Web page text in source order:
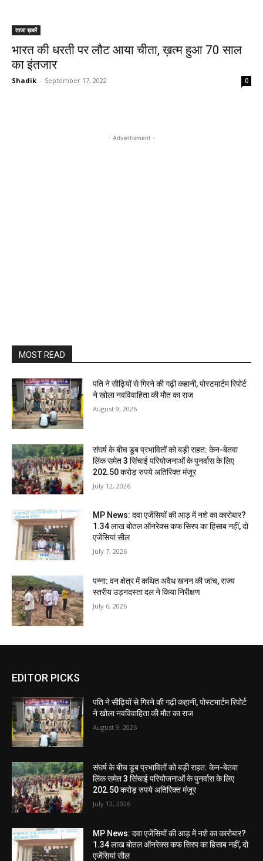
ताजा ख़बरें
भारत की धरती पर लौट आया चीता, ख़त्म हुआ 70 साल
का इंतजार
Shadik - September 17, 2022 0
- Advertisment -
MOST READ
पति ने सीढ़ियों से गिरने की गढ़ी कहानी, पोस्टमार्टम रिपोर्ट
ने खोला नवविवाहिता की मौत का राज
August 9, 2026
संघर्ष के बीच डूब प्रभावितों को बड़ी राहत: केन-बेतवा
लिंक समेत 3 सिंचाई परियोजनाओं के पुनर्वास के लिए
202.50 करोड़ रुपये अतिरिक्त मंजूर
July 12, 2026
MP News: दवा एजेंसियों की आड़ में नशे का कारोबार?
1.34 लाख बोतल ऑनरेक्स कफ सिरप का हिसाब नहीं, दो
एजेंसियां सील
July 7, 2026
पन्ना: वन क्षेत्र में कथित अवैध खनन की जांच, राज्य
स्तरीय उड़नदस्ता दल ने किया निरीक्षण
July 6, 2026
EDITOR PICKS
पति ने सीढ़ियों से गिरने की गढ़ी कहानी, पोस्टमार्टम रिपोर्ट
ने खोला नवविवाहिता की मौत का राज
August 9, 2026
संघर्ष के बीच डूब प्रभावितों को बड़ी राहत: केन-बेतवा
लिंक समेत 3 सिंचाई परियोजनाओं के पुनर्वास के लिए
202.50 करोड़ रुपये अतिरिक्त मंजूर
July 12, 2026
MP News: दवा एजेंसियों की आड़ में नशे का कारोबार?
1.34 लाख बोतल ऑनरेक्स कफ सिरप का हिसाब नहीं, दो
एजेंसियां सील